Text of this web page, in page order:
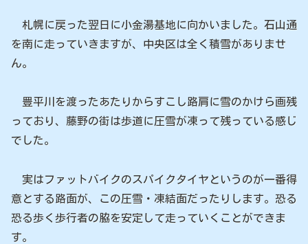
札幌に戻った翌日に小金湯基地に向かいました。石山通
を南に走っていきますが、中央区は全く積雪がありませ
ん。
豊平川を渡ったあたりからすこし路肩に雪のかけら画残
っており、藤野の街は歩道に圧雪が凍って残っている感じ
でした。
実はファットバイクのスパイクタイヤというのが一番得
意とする路面が、この圧雪・凍結面だったりします。恐る
恐る歩く歩行者の脇を安定して走っていくことができま
す。